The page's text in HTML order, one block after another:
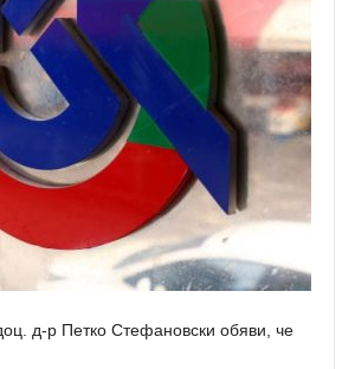
д-р Петко Стефановски обяви, че